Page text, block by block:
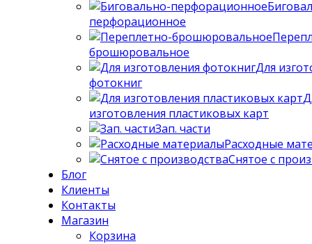
перфорационное
брошюровальное
Для
фотокниг
изготовления пластиковых карт
Зап. части
Расходные
Снятое с
Блог
Клиенты
Контакты
Магазин
Корзина